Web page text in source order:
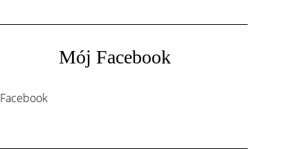
Mój Facebook
Facebook